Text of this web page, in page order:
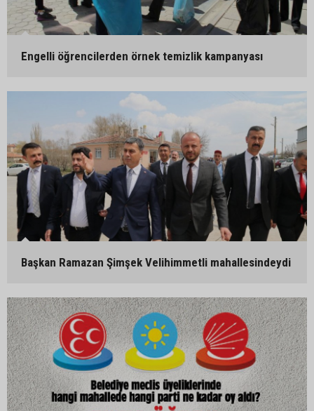
Engelli öğrencilerden örnek temizlik kampanyası
Başkan Ramazan Şimşek Velihimmetli mahallesindeydi